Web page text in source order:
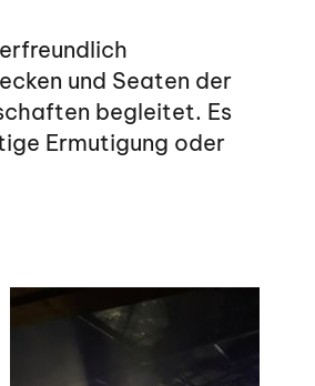
und Seaten der
begleitet. Es
Ermutigung oder